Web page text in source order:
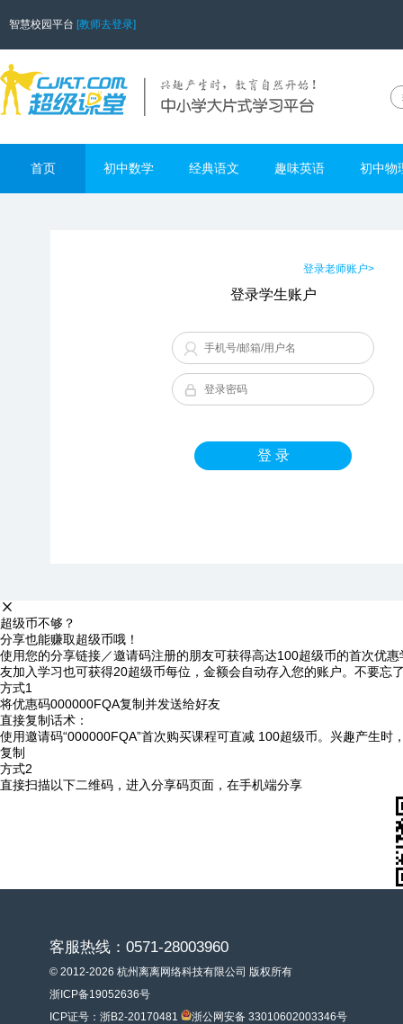
智慧校园平台 [教师去登录]
首页 初中数学 经典语文 趣味英语 初中物
登录老师账户>
登录学生账户
登 录
超级币不够？
分享也能赚取超级币哦！
使用您的分享链接／邀请码注册的朋友可获得高达100超级币的首次优
友加入学习也可获得20超级币每位，金额会自动存入您的账户。不要忘
方式1
将优惠码000000FQA复制并发送给好友
直接复制话术：
使用邀请码“000000FQA”首次购买课程可直减 100超级币。兴趣产生时
复制
方式2
直接扫描以下二维码，进入分享码页面，在手机端分享
客服热线：0571-28003960
© 2012-2026 杭州离离网络科技有限公司 版权所有
浙ICP备19052636号
ICP证号：浙B2-20170481
浙公网安备 33010602003346号